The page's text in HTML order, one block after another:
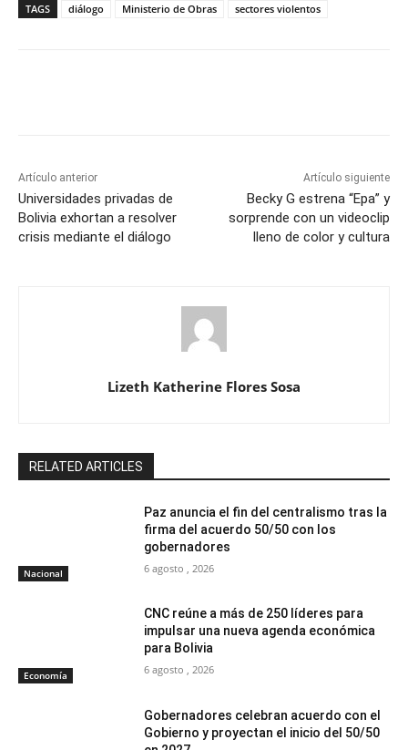
TAGS diálogo Ministerio de Obras sectores violentos
Artículo anterior
Universidades privadas de
Bolivia exhortan a resolver
crisis mediante el diálogo
Artículo siguiente
Becky G estrena “Epa” y
sorprende con un videoclip
lleno de color y cultura
Lizeth Katherine Flores Sosa
RELATED ARTICLES
Nacional
Paz anuncia el fin del centralismo tras la
firma del acuerdo 50/50 con los
gobernadores
6 agosto , 2026
Economía
CNC reúne a más de 250 líderes para
impulsar una nueva agenda económica
para Bolivia
6 agosto , 2026
Gobernadores celebran acuerdo con el
Gobierno y proyectan el inicio del 50/50